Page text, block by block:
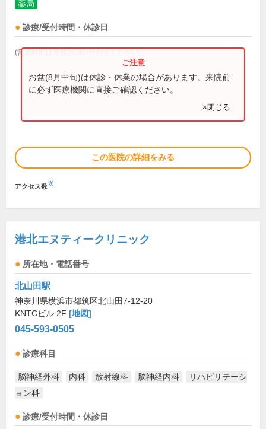
薬局
診療/受付時間・休診日
(営業時間は直接お問い合わせください)
お盆(8月中旬)は休診・休業の場合があります。来院前
に必ず医療機関に直接ご確認ください。
×閉じる
この医院の詳細をみる
アクセス数※
港北エヌティークリニック
所在地・電話番号
北山田駅
神奈川県横浜市都筑区北山田7-12-20
KNTCビル 2F [地図]
045-593-0505
診療科目
脳神経外科 内科 放射線科 脳神経内科
リハビリテーシ
ョン科
診療/受付時間・休診日